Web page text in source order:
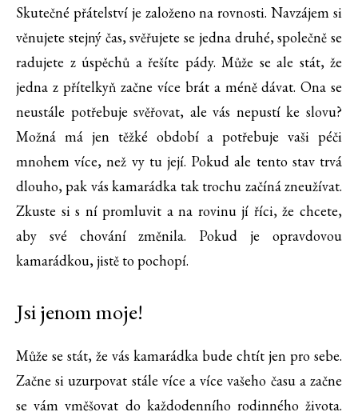
Skutečné přátelství je založeno na rovnosti. Navzájem si
věnujete stejný čas, svěřujete se jedna druhé, společně se
radujete z úspěchů a řešíte pády. Může se ale stát, že
jedna z přítelkyň začne více brát a méně dávat. Ona se
neustále potřebuje svěřovat, ale vás nepustí ke slovu?
Možná má jen těžké období a potřebuje vaši péči
mnohem více, než vy tu její. Pokud ale tento stav trvá
dlouho, pak vás kamarádka tak trochu začíná zneužívat.
Zkuste si s ní promluvit a na rovinu jí říci, že chcete,
aby své chování změnila. Pokud je opravdovou
kamarádkou, jistě to pochopí.
Jsi jenom moje!
Může se stát, že vás kamarádka bude chtít jen pro sebe.
Začne si uzurpovat stále více a více vašeho času a začne
se vám vměšovat do každodenního rodinného života.